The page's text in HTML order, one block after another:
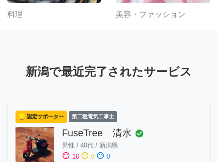
料理 美容・ファッション
新潟で最近完了されたサービス
認定サポーター 第二種電気工事士
FuseTree 清水 check_circle
男性 / 40代 / 新潟県
sentiment_satisfied 16 sentiment_neutral 0 sentiment_dissatisfied 0